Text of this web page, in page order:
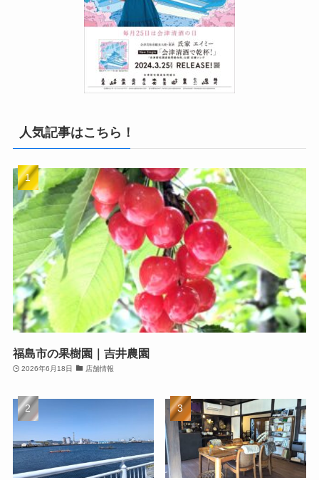
人気記事はこちら！
福島市の果樹園｜吉井農園
2026年6月18日 店舗情報